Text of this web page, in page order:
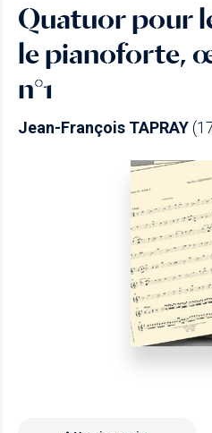
Quatuor pour
le pianoforte,
n°1
Jean-François TAPRAY